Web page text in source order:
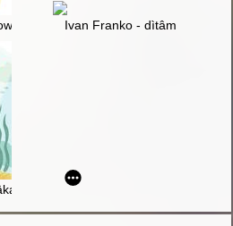
= V golovì ne vkladaêt'sâ
Ivan Franko - dìtâm
spìvaê